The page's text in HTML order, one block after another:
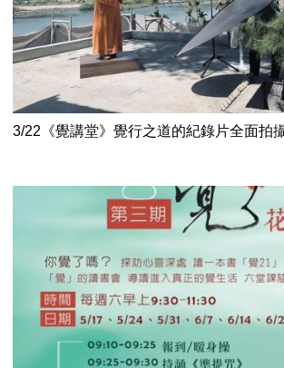
3/22《覺講堂》覺行之道的紀錄片全面拍